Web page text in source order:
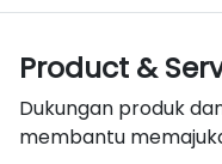
Product &
Dukungan produk
membantu